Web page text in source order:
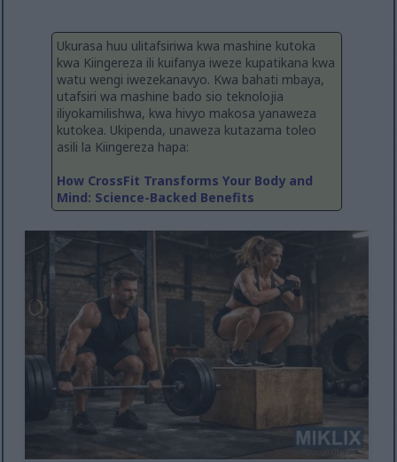
Ukurasa huu ulitafsiriwa kwa mashine kutoka
kwa Kiingereza ili kuifanya iweze kupatikana kwa
watu wengi iwezekanavyo. Kwa bahati mbaya,
utafsiri wa mashine bado sio teknolojia
iliyokamilishwa, kwa hivyo makosa yanaweza
kutokea. Ukipenda, unaweza kutazama toleo
asili la Kiingereza hapa:
How CrossFit Transforms Your Body and
Mind: Science-Backed Benefits